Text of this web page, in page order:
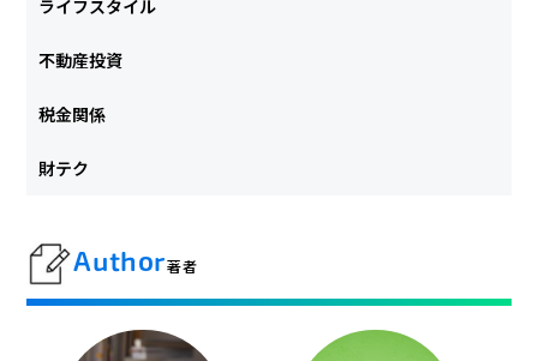
ライフスタイル
不動産投資
税金関係
財テク
Author著者